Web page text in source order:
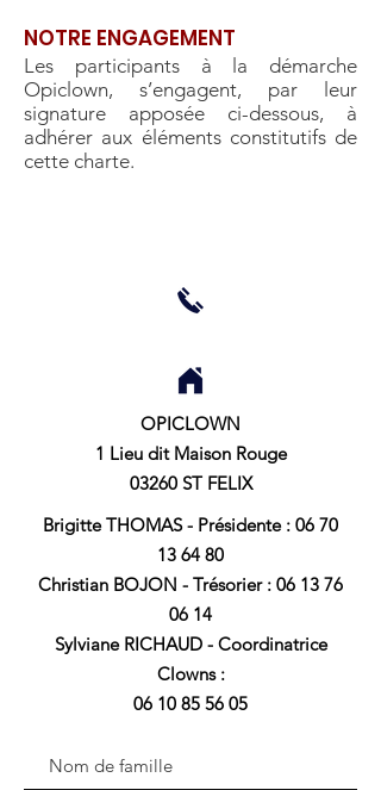
NOTRE ENGAGEMENT
Les participants à la démarche
Opiclown, s’engagent, par leur
signature apposée ci-dessous, à
adhérer aux éléments constitutifs de
cette charte.
OPICLOWN
1 Lieu dit Maison Rouge
03260 ST FELIX
Brigitte THOMAS - Présidente : 06 70
13 64 80
Christian BOJON - Trésorier : 06 13 76
06 14
Sylviane RICHAUD - Coordinatrice
Clowns :
06 10 85 56 05